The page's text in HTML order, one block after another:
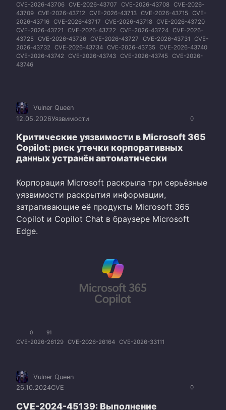
CVE-2026-43706 CVE-2026-43707 CVE-2026-43708 CVE-2026-
43709 CVE-2026-43712 CVE-2026-43713 CVE-2026-43715
CVE-
2026-43716 CVE-2026-43717 CVE-2026-43718 CVE-2026-43720
CVE-2026-43721
CVE-2026-43722 CVE-2026-43724 CVE-2026-
43725
CVE-2026-43726 CVE-2026-43727 CVE-2026-43731
CVE-
2026-43732
CVE-2026-43734 CVE-2026-43735
CVE-2026-43740
CVE-2026-43742
CVE-2026-43743 CVE-2026-43745
CVE-2026-
43746
0
Vulner Queen
12.05.2026Уязвимости
Критические уязвимости в Microsoft 365
Copilot: риск утечки корпоративных
данных устранён автоматически
Корпорация Microsoft раскрыла три серьёзные
уязвимости раскрытия информации,
затрагивающие её продукты Microsoft 365
Copilot и Copilot Chat в браузере Microsoft
Edge.
0 91
CVE-2026-26129 CVE-2026-26164 CVE-2026-33111
0
Vulner Queen
26.10.2024CVE
CVE-2024-45139: Выполнение